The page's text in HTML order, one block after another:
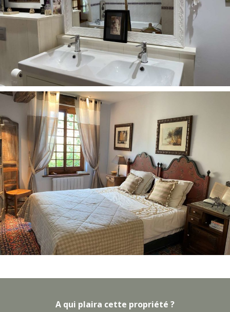
A qui plaira cette propriété ?